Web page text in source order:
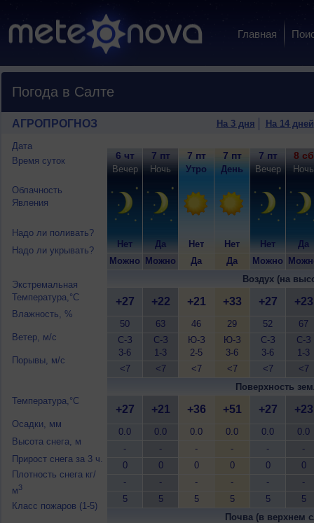
Главная
Погода в Салте
АГРОПРОГНОЗ На 3 дня На 14 дней
Дата
Время суток
Облачность
Явления
Надо ли поливать?
Надо ли укрывать?
Экстремальная
Температура,°C
Влажность, %
Ветер, м/с
Порывы, м/с
Температура,°C
Осадки, мм
Высота снега, м
Прирост снега за 3 ч.
Плотность снега кг/
м3
Класс пожаров (1-5)
6 чт
Вечер
Нет
Можно
7 пт
Ночь
Да
Можно
7 пт
Утро
Нет
Да
7 пт
День
Нет
Да
7 пт
Вечер
Нет
Можно
8 сб
Ночь
Да
Воздух (на
+27
50
С-З
3-6
<7
+22
63
С-З
1-3
<7
+21
46
Ю-З
2-5
<7
+33
29
Ю-З
3-6
<7
+27
52
С-З
3-6
<7
+23
67
С-З
1-3
<7
Поверхность
+27
0.0
-
0
-
5
+21
0.0
-
0
-
5
+36
0.0
-
0
-
5
+51
0.0
-
0
-
5
+27
0.0
-
0
-
5
+23
0.0
-
0
-
5
Почва (в верхнем